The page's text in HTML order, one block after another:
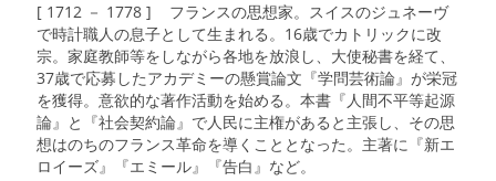
[ 1712 － 1778 ] フランスの思想家。スイスのジュネーヴ
で時計職人の息子として生まれる。16歳でカトリックに改
宗。家庭教師等をしながら各地を放浪し、大使秘書を経て、
37歳で応募したアカデミーの懸賞論文『学問芸術論』が栄冠
を獲得。意欲的な著作活動を始める。本書『人間不平等起源
論』と『社会契約論』で人民に主権があると主張し、その思
想はのちのフランス革命を導くこととなった。主著に『新エ
ロイーズ』『エミール』『告白』など。